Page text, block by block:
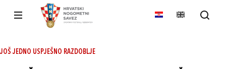
JOŠ JEDNO USPJEŠNO RAZDOBLJE